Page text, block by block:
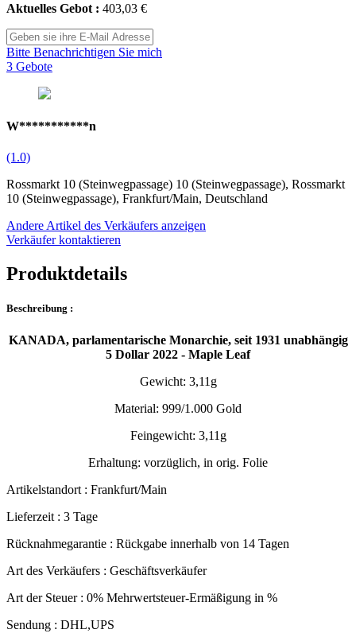
Aktuelles Gebot : 403,03 €
Bitte Benachrichtigen Sie mich
3 Gebote
W***********n
(1.0)
Rossmarkt 10 (Steinwegpassage) 10 (Steinwegpassage), Rossmarkt
10 (Steinwegpassage), Frankfurt/Main, Deutschland
Andere Artikel des Verkäufers anzeigen
Verkäufer kontaktieren
Produktdetails
Beschreibung :
KANADA, parlamentarische Monarchie, seit 1931 unabhängig
5 Dollar 2022 - Maple Leaf
Gewicht: 3,11g
Material: 999/1.000 Gold
Feingewicht: 3,11g
Erhaltung: vorzüglich, in orig. Folie
Artikelstandort : Frankfurt/Main
Lieferzeit : 3 Tage
Rücknahmegarantie : Rückgabe innerhalb von 14 Tagen
Art des Verkäufers : Geschäftsverkäufer
Art der Steuer : 0% Mehrwertsteuer-Ermäßigung in %
Sendung : DHL,UPS